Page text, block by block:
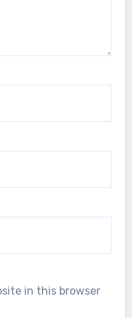
in this browser